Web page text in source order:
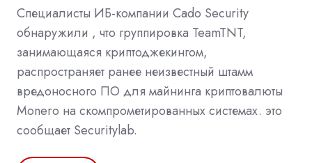
Специалисты ИБ-компании Cado Security
обнаружили , что группировка TeamTNT,
занимающаяся криптоджекингом,
распространяет ранее неизвестный штамм
вредоносного ПО для майнинга криптовалюты
Monero на скомпрометированных системах. это
сообщает Securitylab.